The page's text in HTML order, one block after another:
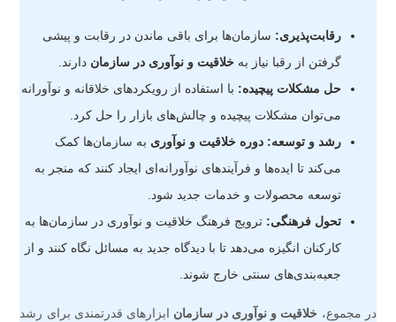
رقابت‌پذیری: سازمان‌ها برای باقی ماندن در رقابت و پیشی
گرفتن از رقبا نیاز بهخلاقیت و نوآوری در سازمان دارند.
حل مشکلات پیچیده: با استفاده از رویکردهای خلاقانه و نوآورانه
می‌توان مشکلات پیچیده و چالش‌های بازار را حل کرد.
رشد و توسعه: دوره خلاقیت و نوآوری به سازمان‌ها کمک
می‌کند تا ایده‌ها و فرآیندهای نوآورانه‌ای ایجاد کنند که منجر به
توسعه محصولات و خدمات جدید شود.
تحول فرهنگی: ترویج فرهنگ خلاقیت و نوآوری در سازمان‌ها به
کارکنان انگیزه می‌دهد تا با دیدگاه جدید به مسائل نگاه کنند و از
جعبه‌بندی‌های سنتی خارج شوند.
در مجموع، خلاقیت و نوآوری در سازمان ابزارهای قدرتمندی برای رشد